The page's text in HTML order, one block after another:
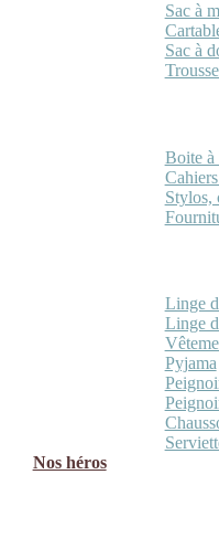
Sac à
Sac à
Boite à
Stylos,
Linge
Linge
Pyjama
Nos héros